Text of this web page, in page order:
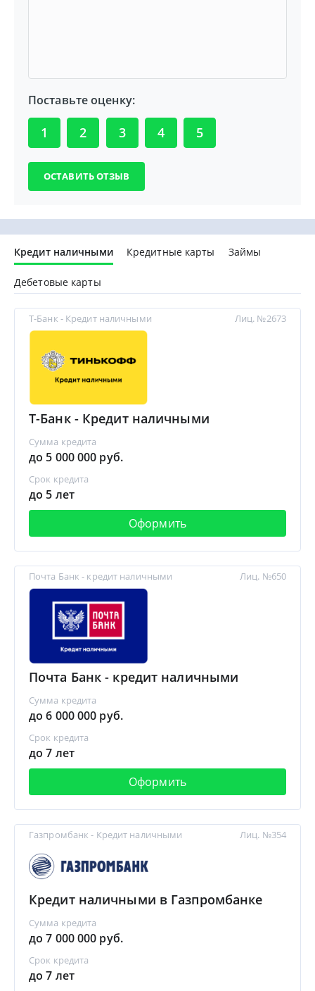
Поставьте оценку:
1 2 3 4 5
Кредит наличными Кредитные карты Займы
Дебетовые карты
Т-Банк - Кредит наличными
Т-Банк - Кредит наличными
Сумма кредита
до 5 000 000 руб.
Срок кредита
до 5 лет
Оформить
Лиц. №2673
Почта Банк - кредит наличными
Почта Банк - кредит наличными
Сумма кредита
до 6 000 000 руб.
Срок кредита
до 7 лет
Оформить
Лиц. №650
Газпромбанк - Кредит наличными
Кредит наличными в Газпромбанке
Сумма кредита
до 7 000 000 руб.
Срок кредита
до 7 лет
Лиц. №354